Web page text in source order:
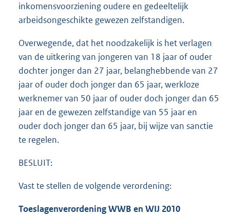
inkomensvoorziening oudere en gedeeltelijk
arbeidsongeschikte gewezen zelfstandigen.
Overwegende, dat het noodzakelijk is het verlagen
van de uitkering van jongeren van 18 jaar of ouder
dochter jonger dan 27 jaar, belanghebbende van 27
jaar of ouder doch jonger dan 65 jaar, werkloze
werknemer van 50 jaar of ouder doch jonger dan 65
jaar en de gewezen zelfstandige van 55 jaar en
ouder doch jonger dan 65 jaar, bij wijze van sanctie
te regelen.
BESLUIT:
Vast te stellen de volgende verordening:
Toeslagenverordening WWB en WIJ 2010